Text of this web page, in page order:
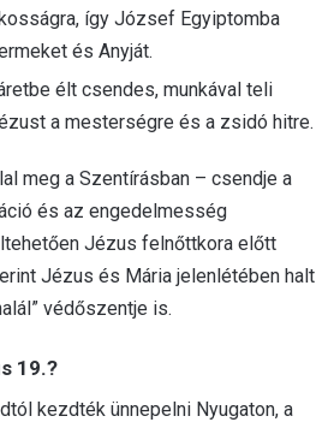
így József Egyiptomba
és Anyját.
élt csendes, munkával teli
a mesterségre és a zsidó hitre.
meg a Szentírásban – csendje a
és az engedelmesség
Jézus felnőttkora előtt
Jézus és Mária jelenlétében halt
védőszentje is.
19.?
kezdték ünnepelni Nyugaton, a